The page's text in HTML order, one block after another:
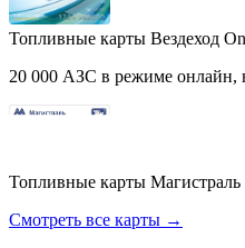
Топливные карты Вездеход
20 000 АЗС в режиме онлайн,
Топливные карты Магистраль
Смотреть все карты →